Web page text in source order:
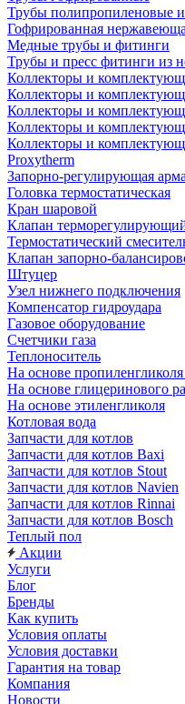
Трубы полипропиленовые
Гофрированная
Медные трубы и фитинги
Трубы и пресс фитинги из
Коллекторы и
Коллекторы и
Коллекторы и
Коллекторы и
Коллекторы и
Proxytherm
Запорно-регулирующая
Головка термостатическая
Кран шаровой
Клапан
Термостатический
Клапан запорно-
Штуцер
Узел нижнего подключения
Компенсатор гидроудара
Газовое оборудование
Счетчики газа
Теплоноситель
На основе
На основе глицеринового
На основе этиленгликоля
Котловая вода
Запчасти для котлов
Запчасти для котлов Baxi
Запчасти для котлов Stout
Запчасти для котлов Navien
Запчасти для котлов Rinnai
Запчасти для котлов Bosch
Теплый пол
Акции
Услуги
Блог
Бренды
Как купить
Условия оплаты
Условия доставки
Гарантия на товар
Компания
Новости